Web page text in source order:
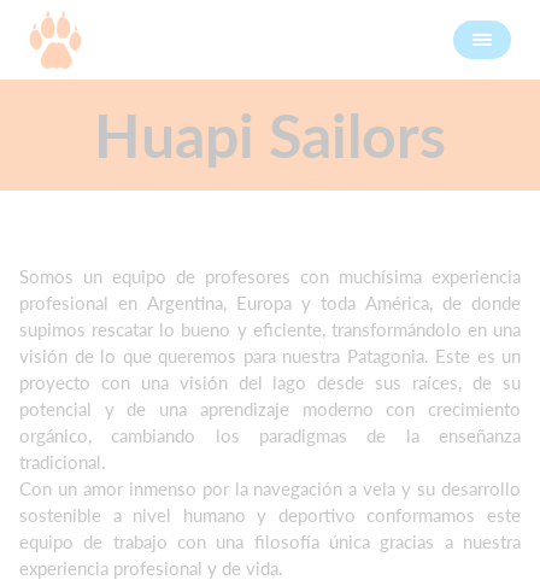
Huapi Sailors
Somos un equipo de profesores con muchísima experiencia
profesional en Argentina, Europa y toda América, de donde
supimos rescatar lo bueno y eficiente, transformándolo en una
visión de lo que queremos para nuestra Patagonia. Este es un
proyecto con una visión del lago desde sus raíces, de su
potencial y de una aprendizaje moderno con crecimiento
orgánico, cambiando los paradigmas de la enseñanza
tradicional.
Con un amor inmenso por la navegación a vela y su desarrollo
sostenible a nivel humano y deportivo conformamos este
equipo de trabajo con una filosofía única gracias a nuestra
experiencia profesional y de vida.